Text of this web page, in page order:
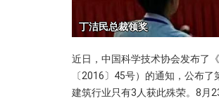
近日，中国科学技术协会发布了
〔2016〕45号）的通知，公布
建筑行业只有3人获此殊荣。8月